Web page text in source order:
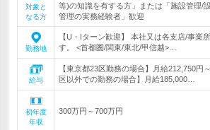
対象と
なる方
等)の知識を有する方」または「施設管理/
管理の実務経験者」歓迎
勤務地
【U・Iターン歓迎】 本社又は各支店/事業
す。 <首都圏/関東/東北/甲信越>…
給与
【東京都23区勤務の場合】月給212,750円
区以外での勤務の場合】月給185,000…
初年度
年収
300万円～700万円